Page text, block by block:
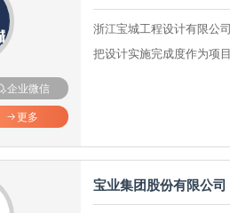
企业微信
更多
浙江宝城工程设计有限公
把设计实施完成度作为项
宝业集团股份有限公司